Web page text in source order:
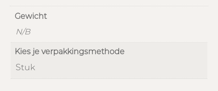
Gewicht
N/B
Kies je verpakkingsmethode
Stuk